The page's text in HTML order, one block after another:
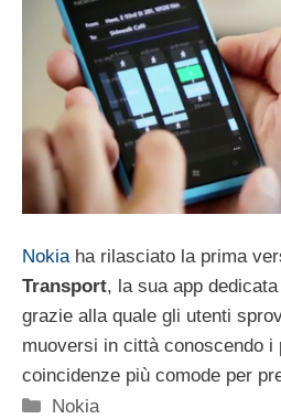
Nokiaha rilasciato la prima
Transport, la sua app
grazie alla quale gli utenti
muoversi in città conoscendo
coincidenze più comode per
Categorie
Nokia